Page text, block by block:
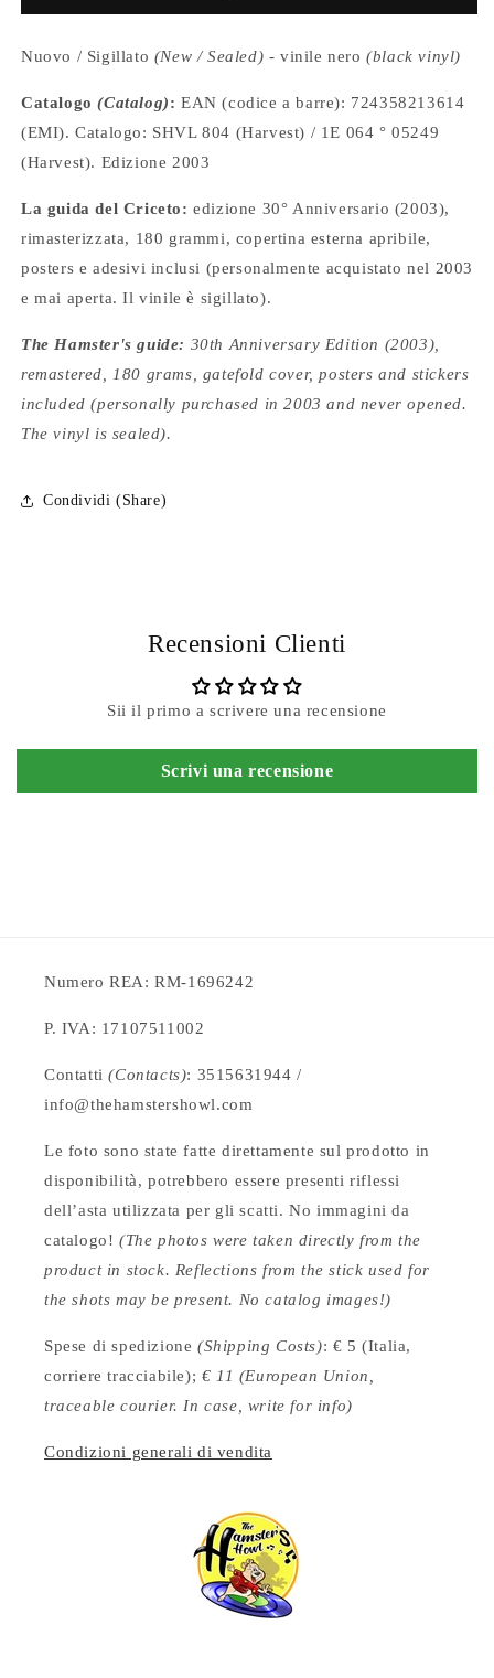
Dark
of
Moon
-
Vinile
Nero
(Ed.
30°
Anniversario
/
2003)
(Sigillato)
Dark
of
Moon
-
Vinile
Nero
30°
Anniversario
/
2003)
(Sigillato)
Nuovo / Sigillato (New / Sealed) - vinile nero(black vinyl)
Catalogo(Catalog): EAN (codice a barre): 724358213614
(EMI). Catalogo: SHVL 804 (Harvest) / 1E 064 ° 05249
(Harvest). Edizione 2003
La guida del Criceto: edizione 30° Anniversario (2003),
rimasterizzata, 180 grammi, copertina esterna apribile,
posters e adesivi inclusi (personalmente acquistato nel 2003
e mai aperta. Il vinile è sigillato).
The Hamster's guide: 30th Anniversary Edition (2003),
remastered, 180 grams, gatefold cover, posters and stickers
included (personally purchased in 2003 and never opened.
The vinyl is sealed).
Condividi (Share)
Recensioni Clienti
Sii il primo a scrivere una recensione
Scrivi una recensione
Numero REA: RM-1696242
P. IVA: 17107511002
Contatti(Contacts): 3515631944 /
info@thehamstershowl.com
Le foto sono state fatte direttamente sul prodotto in
disponibilità, potrebbero essere presenti riflessi
dell’asta utilizzata per gli scatti. No immagini da
catalogo! (The photos were taken directly from the
product in stock. Reflections from the stick used for
the shots may be present. No catalog images!)
Spese di spedizione (Shipping Costs): € 5 (Italia,
corriere tracciabile); € 11 (European Union,
traceable courier. In case, write for info)
Condizioni generali di vendita